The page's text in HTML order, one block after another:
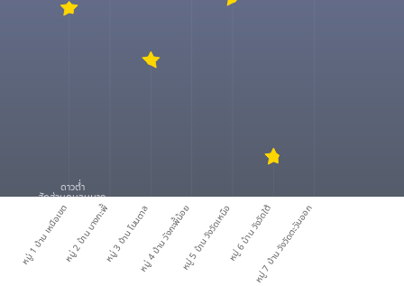
หมู่ 1 บ้าน เหนือเขตหมู่ 2 บ้าน บางกะพี้หมู่ 3 บ้าน โนนตาลหมู่ 4 บ้าน วังกะพี้น้อยหมู่ 5 บ้าน วังวัดเหนือหมู่ 6 บ้าน วังวัดใต้หมู่ 7 บ้าน วังวัดตะวันออก
ดาวต่ำ
สัดส่วนคนจนมาก